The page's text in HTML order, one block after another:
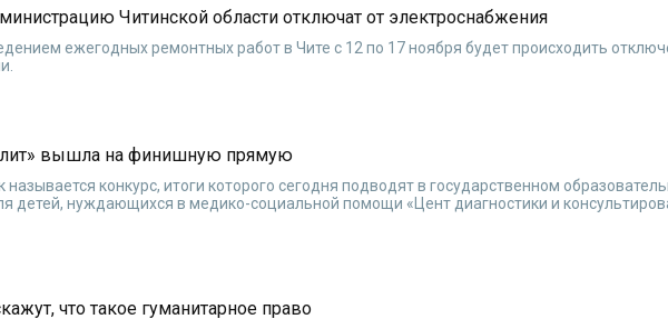
Читинской области отключат от электроснабжения
ежегодных ремонтных работ в Чите с 12 по 17 ноября будет происходить
вышла на финишную прямую
называется конкурс, итоги которого сегодня подводят в государственном
детей, нуждающихся в медико-социальной помощи «Цент диагностики и
что такое гуманитарное право